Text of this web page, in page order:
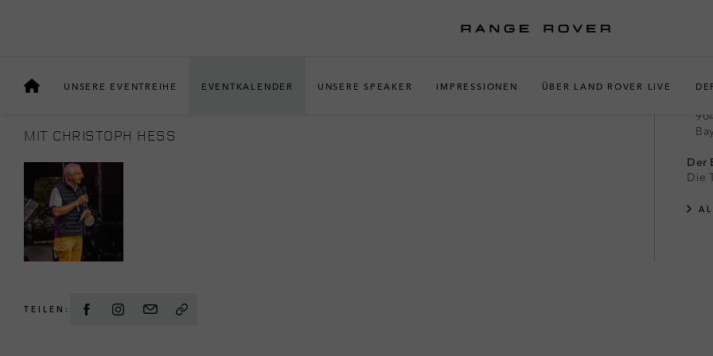
UNSERE EVENTREIHE EVENTKALENDER UNSERE SPEAKER IMPRESSIONEN ÜBER LAND ROVER LIVE
& DIE KUNST DES REITENS
MIT CHRISTOPH HESS
Der
Die
TEILEN: